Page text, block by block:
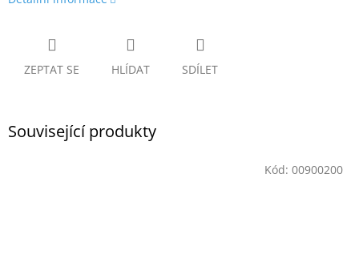
ZEPTAT SE HLÍDAT SDÍLET
Související produkty
Kód: 00900200